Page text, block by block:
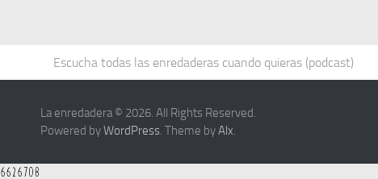
Escucha todas las enredaderas cuando quieras (podcast)
La enredadera © 2026. All Rights Reserved.
Powered byWordPress. Theme byAlx.